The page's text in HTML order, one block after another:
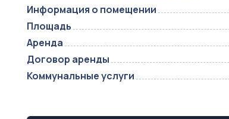
Информация о помещении
Площадь
Аренда
Договор аренды
Коммунальные услуги